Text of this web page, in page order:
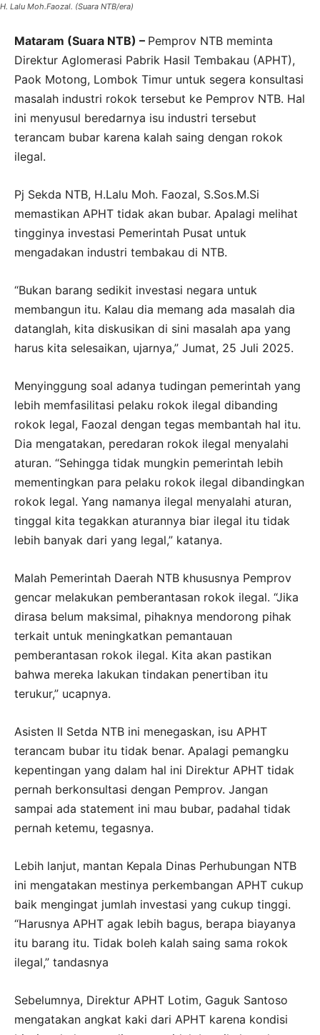
H. Lalu Moh.Faozal. (Suara NTB/era)
Mataram (Suara NTB) – Pemprov NTB meminta
Direktur Aglomerasi Pabrik Hasil Tembakau (APHT),
Paok Motong, Lombok Timur untuk segera konsultasi
masalah industri rokok tersebut ke Pemprov NTB. Hal
ini menyusul beredarnya isu industri tersebut
terancam bubar karena kalah saing dengan rokok
ilegal.
Pj Sekda NTB, H.Lalu Moh. Faozal, S.Sos.M.Si
memastikan APHT tidak akan bubar. Apalagi melihat
tingginya investasi Pemerintah Pusat untuk
mengadakan industri tembakau di NTB.
“Bukan barang sedikit investasi negara untuk
membangun itu. Kalau dia memang ada masalah dia
datanglah, kita diskusikan di sini masalah apa yang
harus kita selesaikan, ujarnya,” Jumat, 25 Juli 2025.
Menyinggung soal adanya tudingan pemerintah yang
lebih memfasilitasi pelaku rokok ilegal dibanding
rokok legal, Faozal dengan tegas membantah hal itu.
Dia mengatakan, peredaran rokok ilegal menyalahi
aturan. “Sehingga tidak mungkin pemerintah lebih
mementingkan para pelaku rokok ilegal dibandingkan
rokok legal. Yang namanya ilegal menyalahi aturan,
tinggal kita tegakkan aturannya biar ilegal itu tidak
lebih banyak dari yang legal,” katanya.
Malah Pemerintah Daerah NTB khususnya Pemprov
gencar melakukan pemberantasan rokok ilegal. “Jika
dirasa belum maksimal, pihaknya mendorong pihak
terkait untuk meningkatkan pemantauan
pemberantasan rokok ilegal. Kita akan pastikan
bahwa mereka lakukan tindakan penertiban itu
terukur,” ucapnya.
Asisten II Setda NTB ini menegaskan, isu APHT
terancam bubar itu tidak benar. Apalagi pemangku
kepentingan yang dalam hal ini Direktur APHT tidak
pernah berkonsultasi dengan Pemprov. Jangan
sampai ada statement ini mau bubar, padahal tidak
pernah ketemu, tegasnya.
Lebih lanjut, mantan Kepala Dinas Perhubungan NTB
ini mengatakan mestinya perkembangan APHT cukup
baik mengingat jumlah investasi yang cukup tinggi.
“Harusnya APHT agak lebih bagus, berapa biayanya
itu barang itu. Tidak boleh kalah saing sama rokok
ilegal,” tandasnya
Sebelumnya, Direktur APHT Lotim, Gaguk Santoso
mengatakan angkat kaki dari APHT karena kondisi